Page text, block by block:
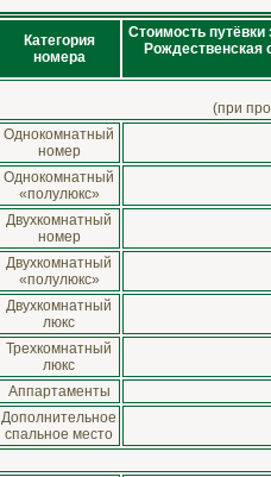
Категория
номера
Стоимость
Рождественская
(при
Однокомнатный
номер
Однокомнатный
«полулюкс»
Двухкомнатный
номер
Двухкомнатный
«полулюкс»
Двухкомнатный
люкс
Трехкомнатный
люкс
Аппартаменты
Дополнительное
спальное место